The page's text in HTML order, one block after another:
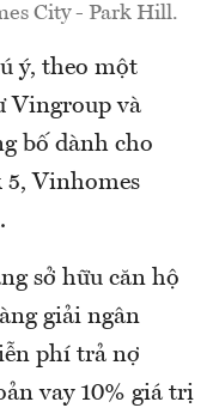
City - Park Hill.
ý, theo một
Vingroup và
bố dành cho
5, Vinhomes
sở hữu căn hộ
giải ngân
phí trả nợ
vay 10% giá trị